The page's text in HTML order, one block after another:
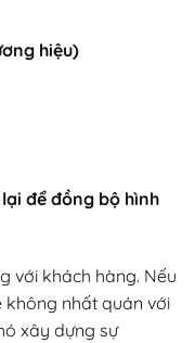
hiệu)
để đồng bộ hình
với khách hàng. Nếu
không nhất quán với
xây dựng sự